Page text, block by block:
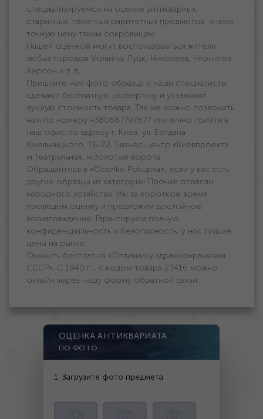
специализируемся на оценке антикварных,
старинных, памятных раритетных предметов, знаем
точную цену таким сокровищам.
Нашей оценкой могут воспользоваться жители
любых городов Украины: Луцк, Николаев, Чернигов,
Херсон и т. д.
Пришлите нам фото образца и наши специалисты
сделают бесплатную экспертизу и установят
лучшую стоимость товара. Так же можно позвонить
нам по номеру +380687797677 или лично прийти в
наш офис по адресу г. Киев, ул. Богдана
Хмельницкого, 16-22, Бизнес-центр «Киевпроект»,
м.Театральная, м.Золотые ворота
Обращайтесь в «Ocenka-Pokupka», если у вас есть
другие образцы из категории Прочие отрасли
народного хозяйства. Мы за короткое время
проведем оценку и предложим достойное
вознаграждение. Гарантируем полную
конфиденциальность и безопасность, у нас лучшие
цены на рынке.
Оценить бесплатно «Отличнику здравоохранения
СССР». С 1940 г. , с кодом товара 23416 можно
онлайн через нашу форму обратной связи.
ОЦЕНКА АНТИКВАРИАТА
ПО ФОТО
1. Загрузите фото предмета